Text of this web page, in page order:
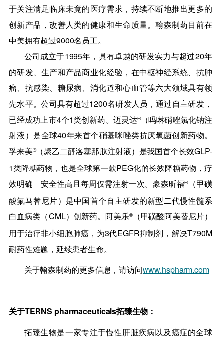
于关注满足临床未竟的医疗需求，持续不断地推出更多的
创新产品，改善人类的健康和生命质量。翰森制药目前在
中美拥有超过9000名员工。
公司成立于1995年，具有卓越的研发实力与超过20年
的研发、生产和产品商业化经验，在中枢神经系统、抗肿
瘤、抗感染、糖尿病、消化道和心血管等六大领域具有领
先水平。公司具有超过1200名研发人员，通过自主研发，
已经成功上市4个1类创新药。迈灵达®（吗啉硝唑氯化钠注
射液）是全球40年来首个硝基咪唑类抗厌氧菌创新药物。
孚来美®（聚乙二醇洛塞那肽注射液）是我国首个长效GLP-
1类降糖药物，也是全球第一款PEG化的长效降糖药物，疗
效明确，安全性高且每周仅需注射一次。豪森昕福®（甲磺
酸氟马替尼片）是中国首个自主研发的新型二代慢性髓系
白血病类（CML）创新药。阿美乐®（甲磺酸阿美替尼片）
用于治疗非小细胞肺癌，为3代EGFR抑制剂，解决T790M
耐药性难题，延续患者生命。
关于翰森制药的更多信息，请访问www.hspharm.com
关于TERNS pharmaceuticals拓臻生物：
拓臻生物是一家专注于慢性肝脏疾病以及癌症的全球